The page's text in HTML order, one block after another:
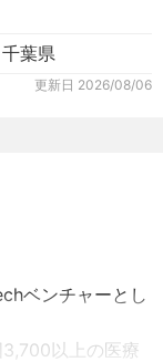
葉県
更新日 2026/08/06
ベンチャーとし
以上の医療